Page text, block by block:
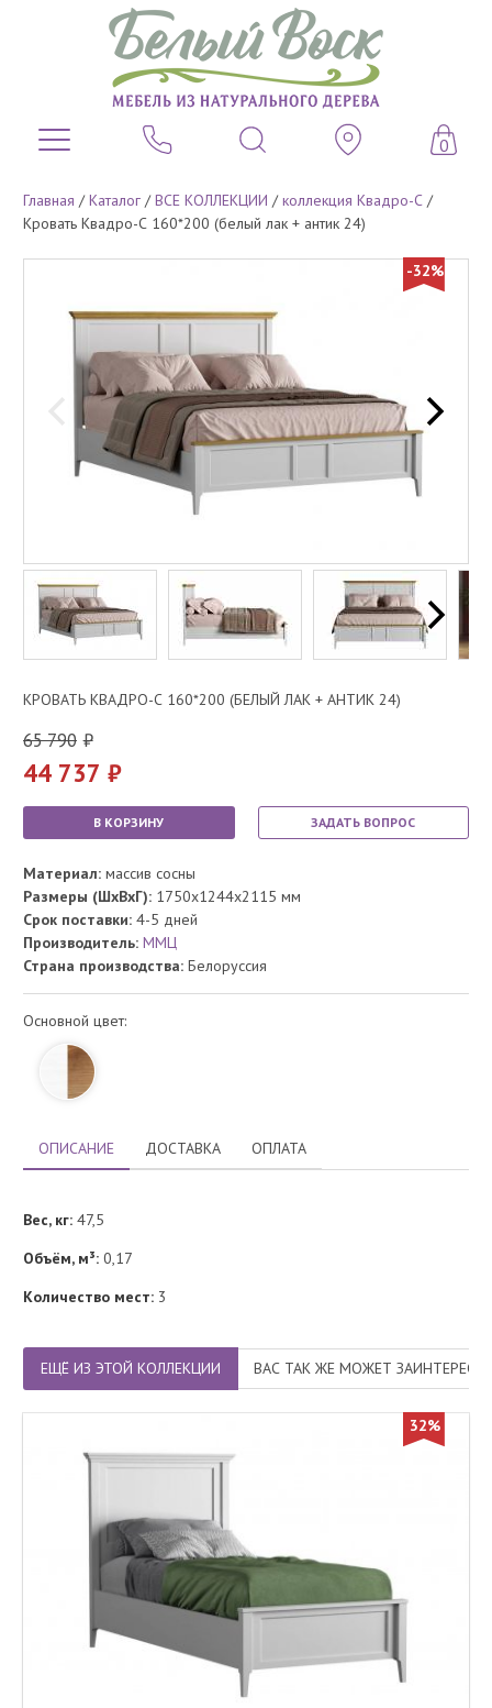
0
Главная /Каталог /ВСЕ КОЛЛЕКЦИИ /коллекция Квадро-С /
Кровать Квадро-С 160*200 (белый лак + антик 24)
-32%
КРОВАТЬ КВАДРО-С 160*200 (БЕЛЫЙ ЛАК + АНТИК 24)
65 790
44 737
В КОРЗИНУ ЗАДАТЬ ВОПРОС
Материал: массив сосны
Размеры (ШхВхГ): 1750x1244x2115 мм
Срок поставки: 4-5 дней
Производитель: ММЦ
Страна производства: Белоруссия
Основной цвет:
ОПИСАНИЕ ДОСТАВКА ОПЛАТА
Вес, кг: 47,5
Объём, м³: 0,17
Количество мест: 3
ЕЩЁ ИЗ ЭТОЙ КОЛЛЕКЦИИ ВАС ТАК ЖЕ МОЖЕТ
32%